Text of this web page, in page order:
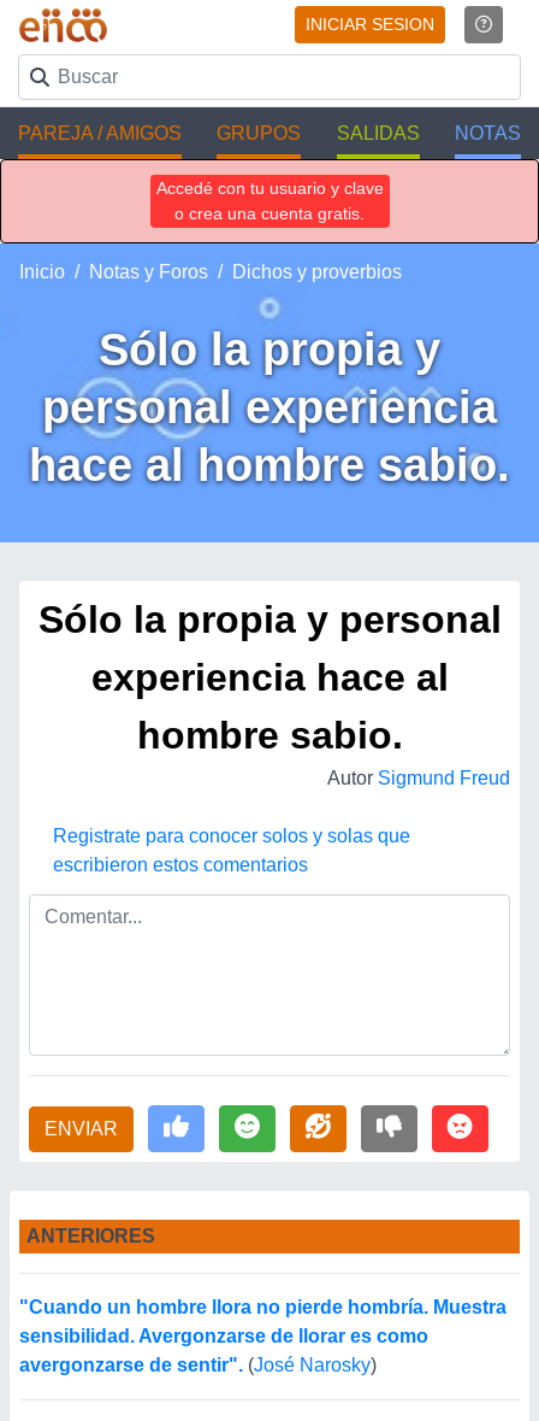
INICIAR SESION
PAREJA / AMIGOS GRUPOS SALIDAS NOTAS
Accedé con tu usuario y clave
o crea una cuenta gratis.
Inicio Notas y Foros Dichos y proverbios
Sólo la propia y
personal experiencia
hace al hombre sabio.
Sólo la propia y personal
experiencia hace al
hombre sabio.
Autor Sigmund Freud
Registrate para conocer solos y solas que
escribieron estos comentarios
ENVIAR
ANTERIORES
"Cuando un hombre llora no pierde hombría. Muestra
sensibilidad. Avergonzarse de llorar es como
avergonzarse de sentir". (José Narosky)